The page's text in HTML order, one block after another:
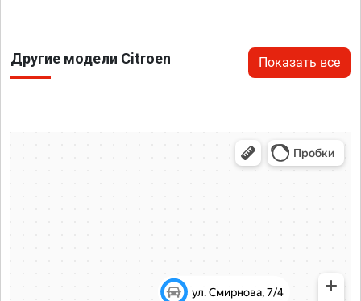
Другие модели Citroen Показать все